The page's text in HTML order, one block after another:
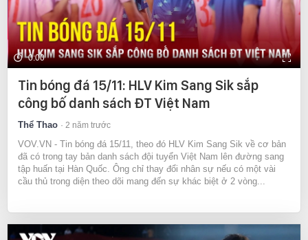
0:00
Tin bóng đá 15/11: HLV Kim Sang Sik sắp
công bố danh sách ĐT Việt Nam
Thể Thao 2 năm trước
VOV.VN - Tin bóng đá 15/11, theo đó HLV Kim Sang Sik về cơ bản
đã có trong tay bản danh sách đội tuyển Việt Nam lên đường sang
tập huấn tại Hàn Quốc. Ông chỉ thay đổi nhân sự nếu có một vài
cầu thủ trong diện theo dõi mang đến sự khác biệt ở 2 vòng...